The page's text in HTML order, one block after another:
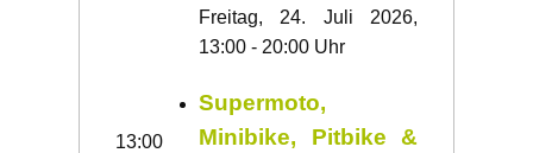
13:00
Freitag, 24. Juli 2026,
13:00 - 20:00 Uhr
Supermoto,
Minibike, Pitbike &